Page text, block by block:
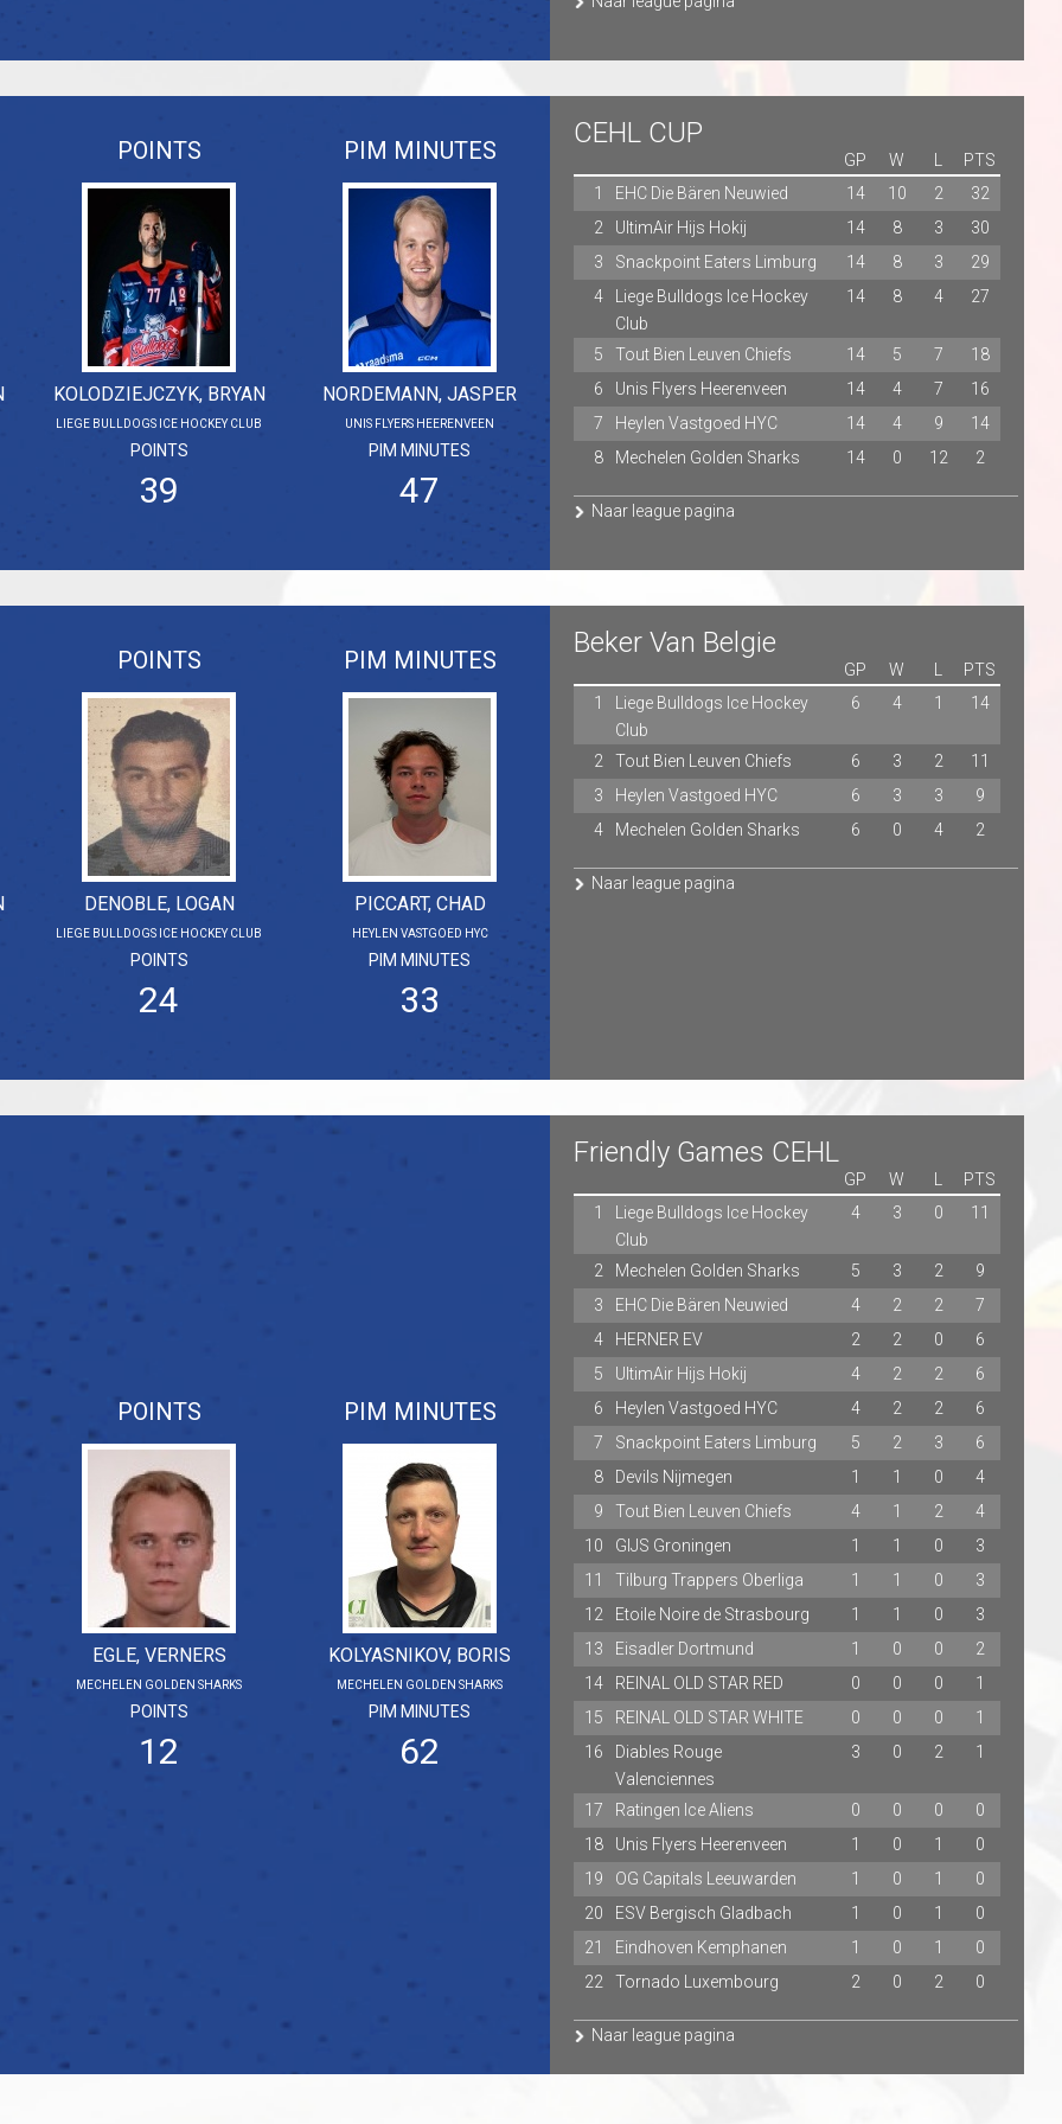
POINTS
KOLODZIEJCZYK, BRYAN
LIEGE BULLDOGS ICE HOCKEY CLUB
POINTS
39
PIM MINUTES
NORDEMANN, JASPER
UNIS FLYERS HEERENVEEN
PIM MINUTES
47
CEHL CUP
GP W
PTS
1
EHC Die Bären Neuwied 14 10 2
32
2
UltimAir Hijs Hokij 14 8 3
30
3
Snackpoint Eaters Limburg 14 8 3
29
4
Liege Bulldogs Ice Hockey
Club
14 8 4 27
5 Tout Bien Leuven Chiefs 14 5 7
18
6
Unis Flyers Heerenveen 14 4 7
16
7
Heylen Vastgoed HYC 14 4 9
14
8
Mechelen Golden Sharks 14 0 12 2
Naar league pagina
POINTS
DENOBLE, LOGAN
LIEGE BULLDOGS ICE HOCKEY CLUB
POINTS
24
PIM MINUTES
PICCART, CHAD
HEYLEN VASTGOED HYC
PIM MINUTES
33
Beker Van Belgie
GP W
PTS
1
Liege Bulldogs Ice Hockey
Club
6 4 1 14
2 Tout Bien Leuven Chiefs 6 3 2
11
3
Heylen Vastgoed HYC 6 3 3
9
4
Mechelen Golden Sharks 6 0 4 2
Naar league pagina
POINTS
EGLE, VERNERS
MECHELEN GOLDEN SHARKS
POINTS
12
PIM MINUTES
KOLYASNIKOV, BORIS
MECHELEN GOLDEN SHARKS
PIM MINUTES
62
Friendly Games CEHL
GP W
PTS
1
Liege Bulldogs Ice Hockey
Club
4 3 0 11
2 Mechelen Golden Sharks 5 3 2
9
3
EHC Die Bären Neuwied 4 2 2
7
4
HERNER EV 2 2 0
6
5
UltimAir Hijs Hokij 4 2 2
6
6
Heylen Vastgoed HYC 4 2 2
6
7
Snackpoint Eaters Limburg 5 2 3
6
8
Devils Nijmegen 1 1 0
4
9
Tout Bien Leuven Chiefs 4 1 2
4
10
GIJS Groningen 1 1 0
3
11
Tilburg Trappers Oberliga 1 1 0
3
12
Etoile Noire de Strasbourg 1 1 0
3
13
Eisadler Dortmund 1 0 0
2
14
REINAL OLD STAR RED 0 0 0
1
15
REINAL OLD STAR WHITE 0 0 0
1
16
Diables Rouge
Valenciennes
3 0 2 1
17 Ratingen Ice Aliens 0 0 0
0
18
Unis Flyers Heerenveen 1 0 1
0
19
OG Capitals Leeuwarden 1 0 1
0
20
ESV Bergisch Gladbach 1 0 1
0
21
Eindhoven Kemphanen 1 0 1
0
22
Tornado Luxembourg 2 0 2 0
Naar league pagina